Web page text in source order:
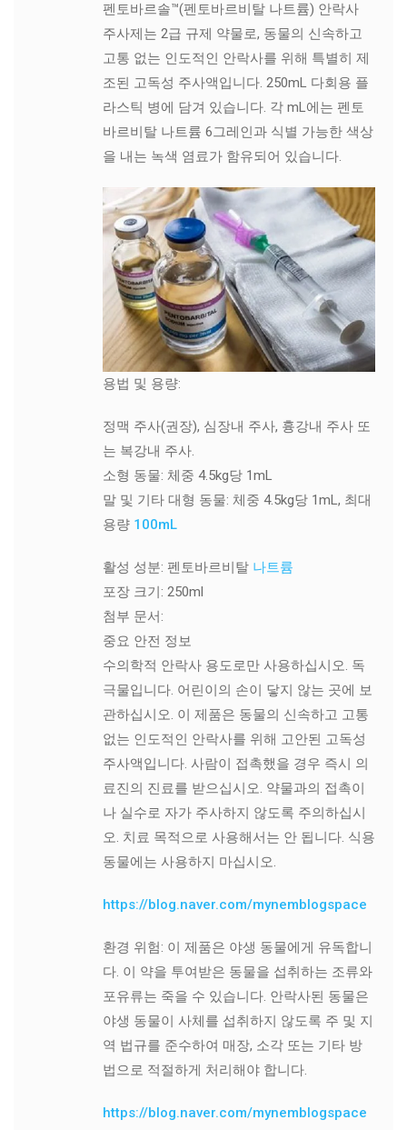
펜토바르솔™(펜토바르비탈 나트륨) 안락사
주사제는 2급 규제 약물로, 동물의 신속하고
고통 없는 인도적인 안락사를 위해 특별히 제
조된 고독성 주사액입니다. 250mL 다회용 플
라스틱 병에 담겨 있습니다. 각 mL에는 펜토
바르비탈 나트륨 6그레인과 식별 가능한 색상
을 내는 녹색 염료가 함유되어 있습니다.
용법 및 용량:
정맥 주사(권장), 심장내 주사, 흉강내 주사 또
는 복강내 주사.
소형 동물: 체중 4.5kg당 1mL
말 및 기타 대형 동물: 체중 4.5kg당 1mL, 최대
용량 100mL
활성 성분: 펜토바르비탈 나트륨
포장 크기: 250ml
첨부 문서:
중요 안전 정보
수의학적 안락사 용도로만 사용하십시오. 독
극물입니다. 어린이의 손이 닿지 않는 곳에 보
관하십시오. 이 제품은 동물의 신속하고 고통
없는 인도적인 안락사를 위해 고안된 고독성
주사액입니다. 사람이 접촉했을 경우 즉시 의
료진의 진료를 받으십시오. 약물과의 접촉이
나 실수로 자가 주사하지 않도록 주의하십시
오. 치료 목적으로 사용해서는 안 됩니다. 식용
동물에는 사용하지 마십시오.
https://blog.naver.com/mynemblogspace
환경 위험: 이 제품은 야생 동물에게 유독합니
다. 이 약을 투여받은 동물을 섭취하는 조류와
포유류는 죽을 수 있습니다. 안락사된 동물은
야생 동물이 사체를 섭취하지 않도록 주 및 지
역 법규를 준수하여 매장, 소각 또는 기타 방
법으로 적절하게 처리해야 합니다.
https://blog.naver.com/mynemblogspace